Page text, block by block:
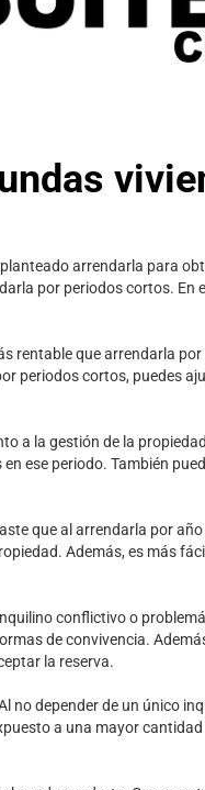
arrendarla para
por periodos cortos. En
que arrendarla por
periodos cortos, puedes
a la gestión de la
ese periodo. También
que al arrendarla por
Además, es más
conflictivo o
de convivencia.
la reserva.
depender de un único
a una mayor